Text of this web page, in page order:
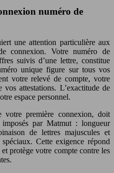
numéro de
une attention particulière aux
connexion. Votre numéro de
suivis d’une lettre, constitue
unique figure sur tous vos
votre relevé de compte, votre
vos attestations. L’exactitude de
espace personnel.
première connexion, doit
imposés par Matmut : longueur
de lettres majuscules et
Cette exigence répond
protège votre compte contre les